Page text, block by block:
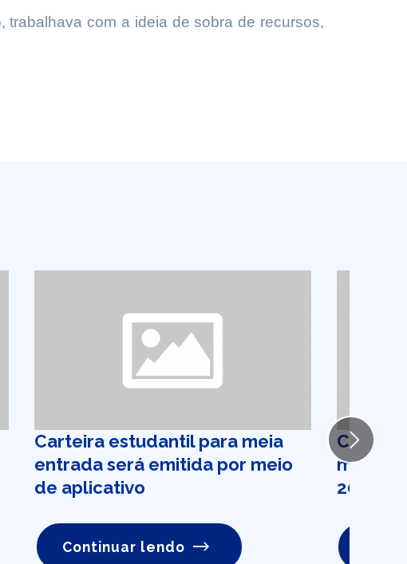
com a ideia de sobra de recursos,
Carteira estudantil para meia
entrada será emitida por meio
de aplicativo
Continuar lendo
2016
Next